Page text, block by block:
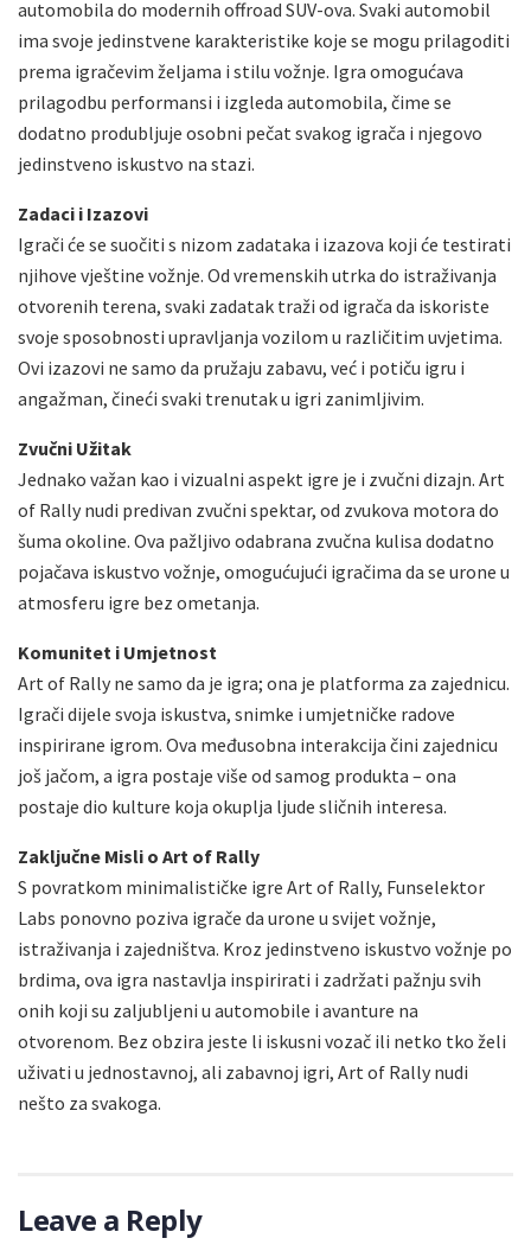
automobila do modernih offroad SUV-ova. Svaki automobil
ima svoje jedinstvene karakteristike koje se mogu prilagoditi
prema igračevim željama i stilu vožnje. Igra omogućava
prilagodbu performansi i izgleda automobila, čime se
dodatno produbljuje osobni pečat svakog igrača i njegovo
jedinstveno iskustvo na stazi.
Zadaci i Izazovi
Igrači će se suočiti s nizom zadataka i izazova koji će testirati
njihove vještine vožnje. Od vremenskih utrka do istraživanja
otvorenih terena, svaki zadatak traži od igrača da iskoriste
svoje sposobnosti upravljanja vozilom u različitim uvjetima.
Ovi izazovi ne samo da pružaju zabavu, već i potiču igru i
angažman, čineći svaki trenutak u igri zanimljivim.
Zvučni Užitak
Jednako važan kao i vizualni aspekt igre je i zvučni dizajn. Art
of Rally nudi predivan zvučni spektar, od zvukova motora do
šuma okoline. Ova pažljivo odabrana zvučna kulisa dodatno
pojačava iskustvo vožnje, omogućujući igračima da se urone u
atmosferu igre bez ometanja.
Komunitet i Umjetnost
Art of Rally ne samo da je igra; ona je platforma za zajednicu.
Igrači dijele svoja iskustva, snimke i umjetničke radove
inspirirane igrom. Ova međusobna interakcija čini zajednicu
još jačom, a igra postaje više od samog produkta – ona
postaje dio kulture koja okuplja ljude sličnih interesa.
Zaključne Misli o Art of Rally
S povratkom minimalističke igre Art of Rally, Funselektor
Labs ponovno poziva igrače da urone u svijet vožnje,
istraživanja i zajedništva. Kroz jedinstveno iskustvo vožnje po
brdima, ova igra nastavlja inspirirati i zadržati pažnju svih
onih koji su zaljubljeni u automobile i avanture na
otvorenom. Bez obzira jeste li iskusni vozač ili netko tko želi
uživati u jednostavnoj, ali zabavnoj igri, Art of Rally nudi
nešto za svakoga.
Leave a Reply